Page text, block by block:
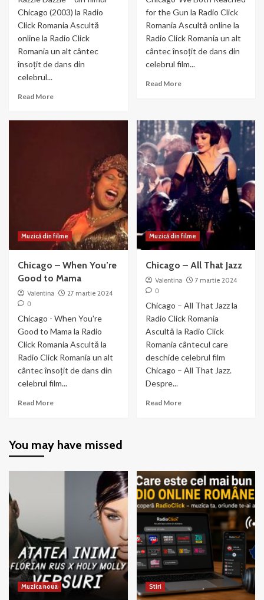
Chicago (2003) la Radio
Click Romania Ascultă
online la Radio Click
Romania un alt cântec
însoțit de dans din
celebrul...
Read MoreRead
for the Gun la Radio Click
Romania Ascultă online la
Radio Click Romania un alt
cântec însoțit de dans din
celebrul film...
Read MoreRead
We
Both
Reached
for
the
Gun
Muzică din filme
Chicago – When You’re
Good to Mama
Valentina
27 martie 2024
0
Chicago - When You're
Good to Mama la Radio
Click Romania Ascultă la
Radio Click Romania un alt
cântec însoțit de dans din
celebrul film...
Read MoreRead
–
Muzică din filme
Chicago – All That Jazz
Valentina
7 martie 2024
0
Chicago – All That Jazz la
Radio Click Romania
Ascultă la Radio Click
Romania cântecul care
deschide celebrul film
Chicago – All That Jazz.
Despre...
Read MoreRead
Jazz
You may have missed
Muzica noua Stiri